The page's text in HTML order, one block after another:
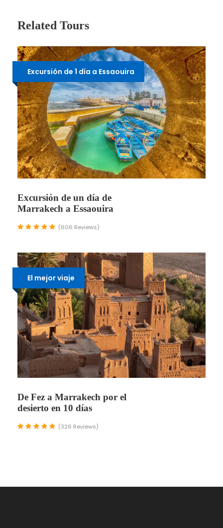
Related Tours
Excursión de 1 día a Essaouira
Excursión de un día de
Marrakech a Essaouira
(606 Reviews)
El mejor viaje
De Fez a Marrakech por el
desierto en 10 días
(326 Reviews)